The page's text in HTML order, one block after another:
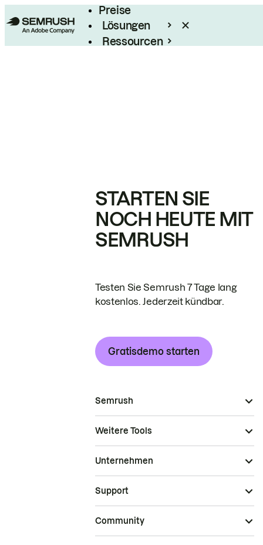
Preise
Lösungen
Ressourcen
STARTEN SIE
NOCH HEUTE MIT
SEMRUSH
Testen Sie Semrush 7 Tage lang
kostenlos. Jederzeit kündbar.
Gratisdemo starten
Semrush
Weitere Tools
Unternehmen
Support
Community